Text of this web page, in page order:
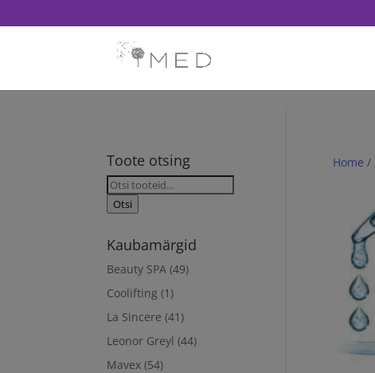
// Revoke consent before 'init' is called fbq('consent', 'revoke');
Home /
Toote otsing
Otsi:
Otsi
Kaubamärgid
Beauty SPA (49)
Coolifting (1)
La Sincere (41)
Leonor Greyl (44)
Mavex (54)